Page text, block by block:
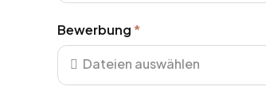
Bewerbung*
Pflichtfeld
Dateien auswählen